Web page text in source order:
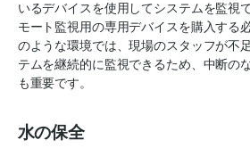
いるデバイスを使用してシステムを監視
モート監視用の専用デバイスを購入する
のような環境では、現場のスタッフが不
テムを継続的に監視できるため、中断の
も重要です。
水の保全